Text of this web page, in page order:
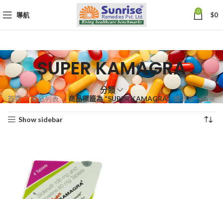
導航 0 $0
SUPER KAMAGRA
分類
首頁 商品列表 商品標籤為 “SUPER KAMAGRA” 顯示單一結果
Show sidebar